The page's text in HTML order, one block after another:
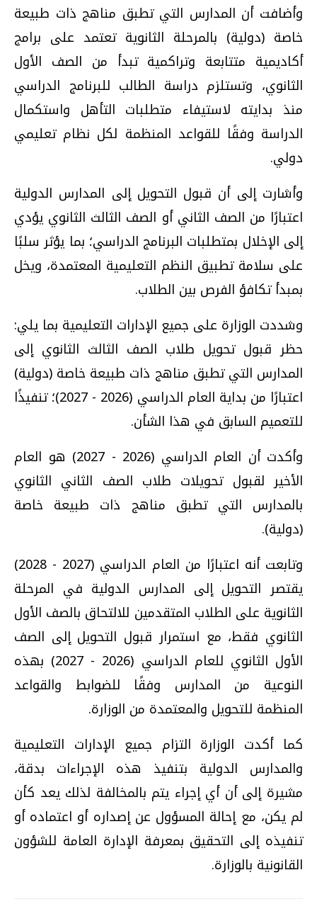
وأضافت أن المدارس التي تطبق مناهج ذات طبيعة
خاصة (دولية) بالمرحلة الثانوية تعتمد على برامج
أكاديمية متتابعة وتراكمية تبدأ من الصف الأول
الثانوي، وتستلزم دراسة الطالب للبرنامج الدراسي
منذ بدايته لاستيفاء متطلبات التأهل واستكمال
الدراسة وفقًا للقواعد المنظمة لكل نظام تعليمي
دولي.
وأشارت إلى أن قبول التحويل إلى المدارس الدولية
اعتبارًا من الصف الثاني أو الصف الثالث الثانوي يؤدي
إلى الإخلال بمتطلبات البرنامج الدراسي؛ بما يؤثر سلبًا
على سلامة تطبيق النظم التعليمية المعتمدة، ويخل
بمبدأ تكافؤ الفرص بين الطلاب.
وشددت الوزارة على جميع الإدارات التعليمية بما يلي:
حظر قبول تحويل طلاب الصف الثالث الثانوي إلى
المدارس التي تطبق مناهج ذات طبيعة خاصة (دولية)
اعتبارًا من بداية العام الدراسي (2026 - 2027)؛ تنفيذًا
للتعميم السابق في هذا الشأن.
وأكدت أن العام الدراسي (2026 - 2027) هو العام
الأخير لقبول تحويلات طلاب الصف الثاني الثانوي
بالمدارس التي تطبق مناهج ذات طبيعة خاصة
(دولية).
وتابعت أنه اعتبارًا من العام الدراسي (2027 - 2028)
يقتصر التحويل إلى المدارس الدولية في المرحلة
الثانوية على الطلاب المتقدمين للالتحاق بالصف الأول
الثانوي فقط، مع استمرار قبول التحويل إلى الصف
الأول الثانوي للعام الدراسي (2026 - 2027) بهذه
النوعية من المدارس وفقًا للضوابط والقواعد
المنظمة للتحويل والمعتمدة من الوزارة.
كما أكدت الوزارة التزام جميع الإدارات التعليمية
والمدارس الدولية بتنفيذ هذه الإجراءات بدقة،
مشيرة إلى أن أي إجراء يتم بالمخالفة لذلك يعد كأن
لم يكن، مع إحالة المسؤول عن إصداره أو اعتماده أو
تنفيذه إلى التحقيق بمعرفة الإدارة العامة للشؤون
القانونية بالوزارة.